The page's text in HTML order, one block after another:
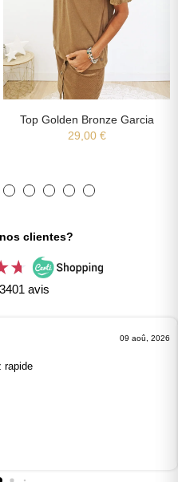
Top Golden Bronze Garcia
29,00 €
clientes?
★
★
avis
09 aoû, 2026
rapide